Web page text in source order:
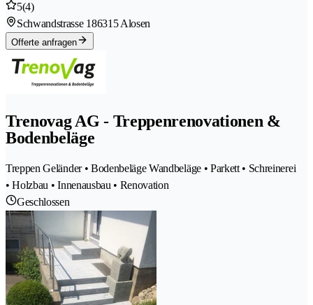
5(4)
Schwandstrasse 186315 Alosen
Offerte anfragen
Trenovag AG - Treppenrenovationen &
Bodenbeläge
Treppen Geländer • Bodenbeläge Wandbeläge • Parkett • Schreinerei
• Holzbau • Innenausbau • Renovation
Geschlossen